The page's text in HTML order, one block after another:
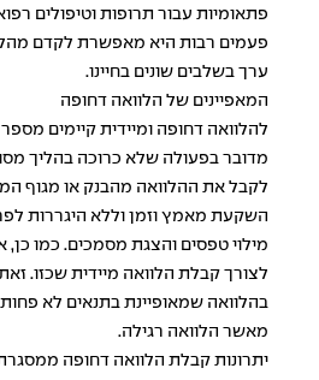
פתאומיות עבור תרופות וטיפולים
פעמים רבות היא מאפשרת לקדם
ערך בשלבים שונים בחיינו.
המאפיינים של הלוואה דחופה
להלוואה דחופה ומיידית קיימים
מדובר בפעולה שלא כרוכה בהליך
לקבל את ההלוואה מהבנק או מגוף
השקעת מאמץ וזמן וללא היגררות
מילוי טפסים והצגת מסמכים. כמו כן,
לצורך קבלת הלוואה מיידית שכזו.
בהלוואה שמאופיינת בתנאים לא פחות
מאשר הלוואה רגילה.
יתרונות קבלת הלוואה דחופה